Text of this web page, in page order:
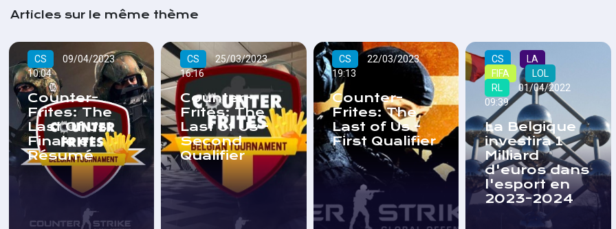
Articles sur le même thème
CS
09/04/2023
10:04
Counter-
Frites: The
Last Of Us!
Finale et
Résumé
CS
25/03/2023
16:16
Counter-
Frites: The
Last of Us -
Second
Qualifier
CS
22/03/2023
19:13
Counter-
Frites: The
Last of Us -
First Qualifier
CS
LA
FIFA
LOL
RL
01/04/2022
09:39
La Belgique
investira 1
Milliard
d'euros dans
l'esport en
2023-2024